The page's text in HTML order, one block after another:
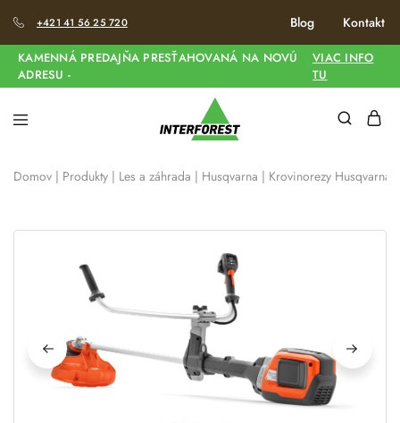
+421 41 56 25 720 Blog Kontakt
KAMENNÁ PREDAJŇA PRESŤAHOVANÁ NA NOVÚ
ADRESU -
VIAC INFO
TU
Domov | Produkty | Les a záhrada | Husqvarna | Krovinorezy Husqvarna